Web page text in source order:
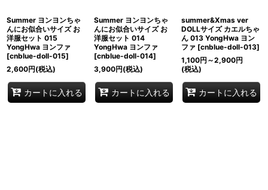
Summer ヨンヨンちゃ
んにお似合いサイズ お
洋服セット 015
YongHwa ヨンファ
[cnblue-doll-015]
2,600円(税込)
カートに入れる
Summer ヨンヨンちゃ
んにお似合いサイズ お
洋服セット 014
YongHwa ヨンファ
[cnblue-doll-014]
3,900円(税込)
カートに入れる
summer&Xmas ver
DOLLサイズ カエルちゃ
ん 013 YongHwa ヨン
ファ [cnblue-doll-013]
1,100円 ～2,900円
(税込)
カートに入れる